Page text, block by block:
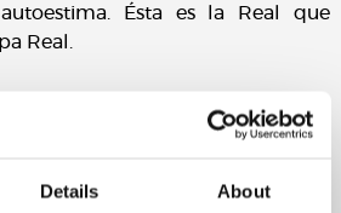
Details About
Ésta es la Real que
Real.
Odriozola, Aritz, Raúl Navas, De la